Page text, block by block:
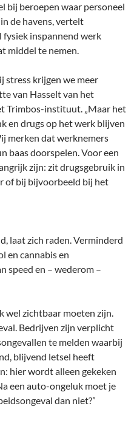
bij beroepen waar personeel
de havens, vertelt
fysiek inspannend werk
middel te nemen.
stress krijgen we meer
van Hasselt van het
Trimbos-instituut. „Maar het
en drugs op het werk blijven
merken dat werknemers
baas doorspelen. Voor een
zijn: zit drugsgebruik in
of bij bijvoorbeeld bij het
laat zich raden. Verminderd
en cannabis en
speed en – wederom –
wel zichtbaar moeten zijn.
Bedrijven zijn verplicht
te melden waarbij
blijvend letsel heeft
hier wordt alleen gekeken
een auto-ongeluk moet je
dan niet?”